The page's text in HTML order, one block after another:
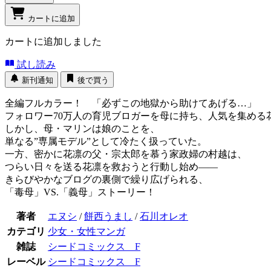
カートに追加
カートに追加しました
試し読み
新刊通知 後で買う
全編フルカラー！ 「必ずこの地獄から助けてあげる…」
フォロワー70万人の育児ブロガーを母に持ち、人気を集める
しかし、母・マリンは娘のことを、
単なる”専属モデル”として冷たく扱っていた。
一方、密かに花凛の父・宗太郎を慕う家政婦の村越は、
つらい日々を送る花凛を救おうと行動し始め――
きらびやかなブログの裏側で繰り広げられる、
「毒母」VS.「義母」ストーリー！
著者 エヌシ /餅西うまし /石川オレオ
カテゴリ 少女・女性マンガ
雑誌
シードコミックス F
レーベル シードコミックス F